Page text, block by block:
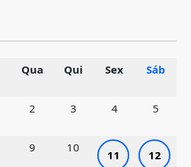
Qua Qui Sex Sáb
2 3 4 5
9 10
11 12